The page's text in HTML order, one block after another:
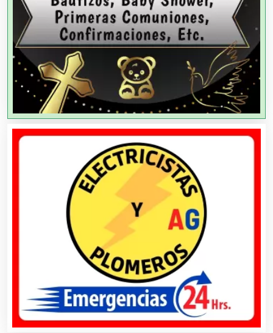
Agencias de Publicidad
Agencias de Viajes
Agricultores
Agricultura y Ganadería
Agua Purificada
Aire Acondicionado
Alarmas